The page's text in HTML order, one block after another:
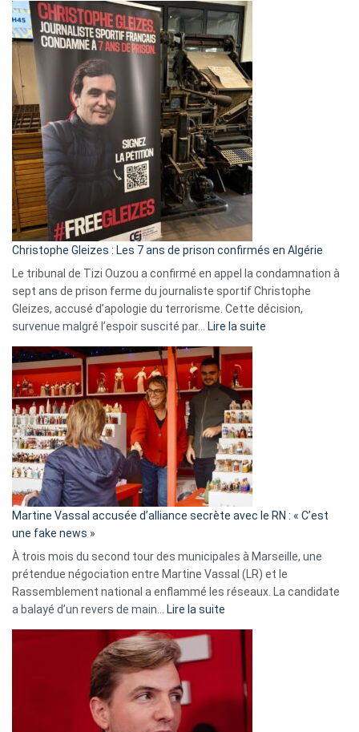
Eurovision
2026
:
Pays-
Bas,
Espagne,
Irlande
et
Slovénie
rejettent
la
présence
d’Israël
Christophe Gleizes : Les 7 ans de prison confirmés en Algérie
Le tribunal de Tizi Ouzou a confirmé en appel la condamnation à
sept ans de prison ferme du journaliste sportif Christophe
Gleizes, accusé d’apologie du terrorisme. Cette décision,
survenue malgré l’espoir suscité par… Lire la suite
Algérie
Martine Vassal accusée d’alliance secrète avec le RN : « C’est
une fake news »
À trois mois du second tour des municipales à Marseille, une
prétendue négociation entre Martine Vassal (LR) et le
Rassemblement national a enflammé les réseaux. La candidate
a balayé d’un revers de main… Lire la suite
Martine
Vassal
d’alliance
secrète